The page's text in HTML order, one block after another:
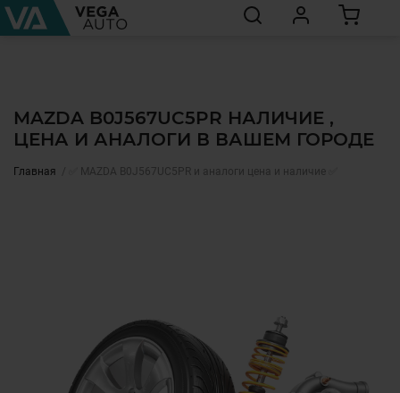
MAZDA B0J567UC5PR НАЛИЧИЕ ,
ЦЕНА И АНАЛОГИ В ВАШЕМ ГОРОДЕ
Главная ✅ MAZDA B0J567UC5PR и аналоги цена и наличие ✅